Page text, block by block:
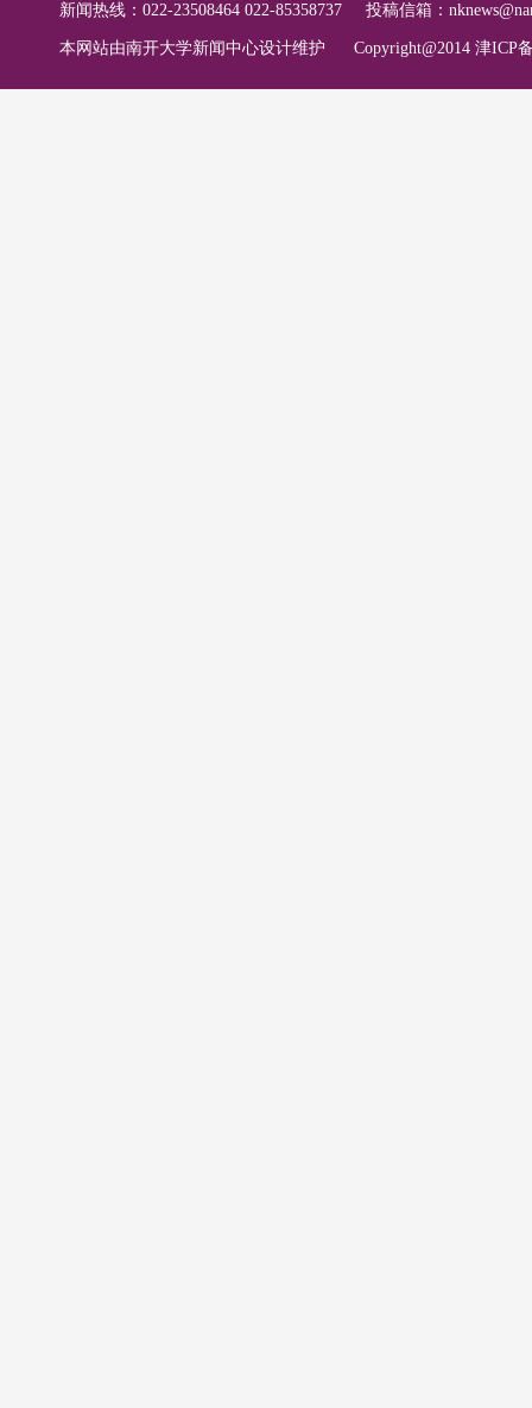
新闻热线：022-23508464 022-85358737 投稿信箱：
本网站由南开大学新闻中心设计维护 Copyright@2014 津ICP